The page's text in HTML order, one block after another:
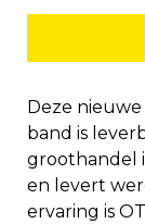
Deze nieuwe
band is
groothandel
en levert
ervaring is